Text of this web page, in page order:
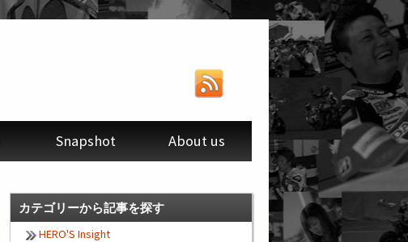
Snapshot About us
カテゴリーから記事を探す
HERO'S Insight